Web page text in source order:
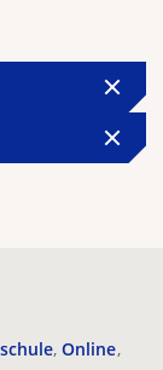
Online